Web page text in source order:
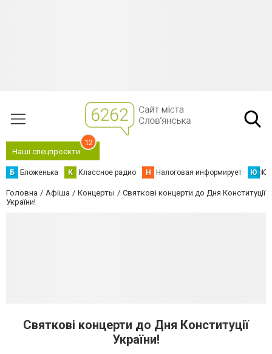
Наші спецпроєкти
12
Б Бложенька К Классное радио Н Налоговая информирует Ю
Головна Афіша Концерты
Святкові концерти до Дня Конституції
України!
Святкові концерти до Дня Конституції
України!